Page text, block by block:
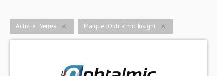
Activité : Verres close Marque : Ophtalmic Insight close